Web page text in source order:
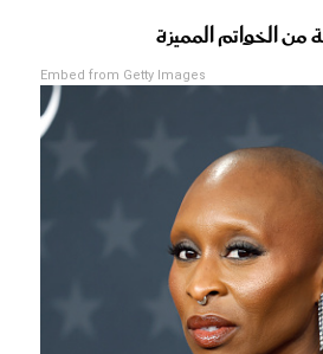
من الخواتم المميزة
Embed from Getty Images